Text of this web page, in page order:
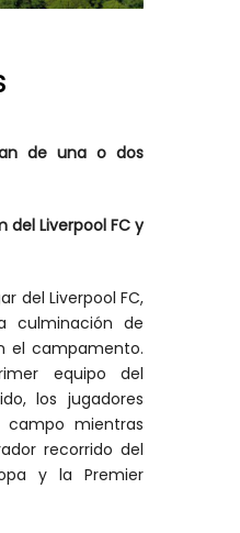
de una o dos
del Liverpool FC y
del Liverpool FC,
culminación de
el campamento.
equipo del
los jugadores
mientras
recorrido del
y la Premier